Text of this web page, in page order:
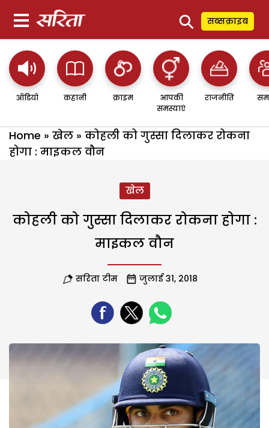
⚲ सब्सक्राइब
ऑडियो कहानी क्राइम
आपकी
समस्याएं
राजनीति
Home » खेल » कोहली को गुस्सा दिलाकर रोकना
होगा : माइकल वौन
खेल
कोहली को गुस्सा दिलाकर रोकना होगा :
माइकल वौन
सरिता टीम जुलाई 31, 2018